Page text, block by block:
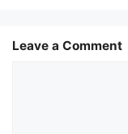
Leave a Comment